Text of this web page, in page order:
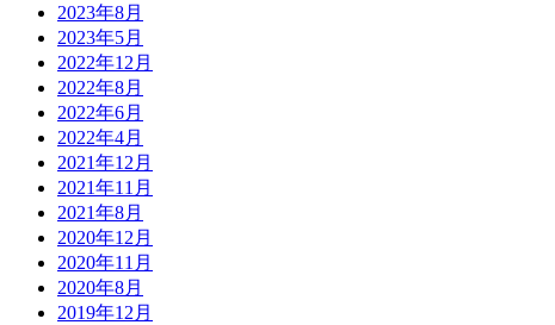
2023年8月
2023年5月
2022年12月
2022年8月
2022年6月
2022年4月
2021年12月
2021年11月
2021年8月
2020年12月
2020年11月
2020年8月
2019年12月